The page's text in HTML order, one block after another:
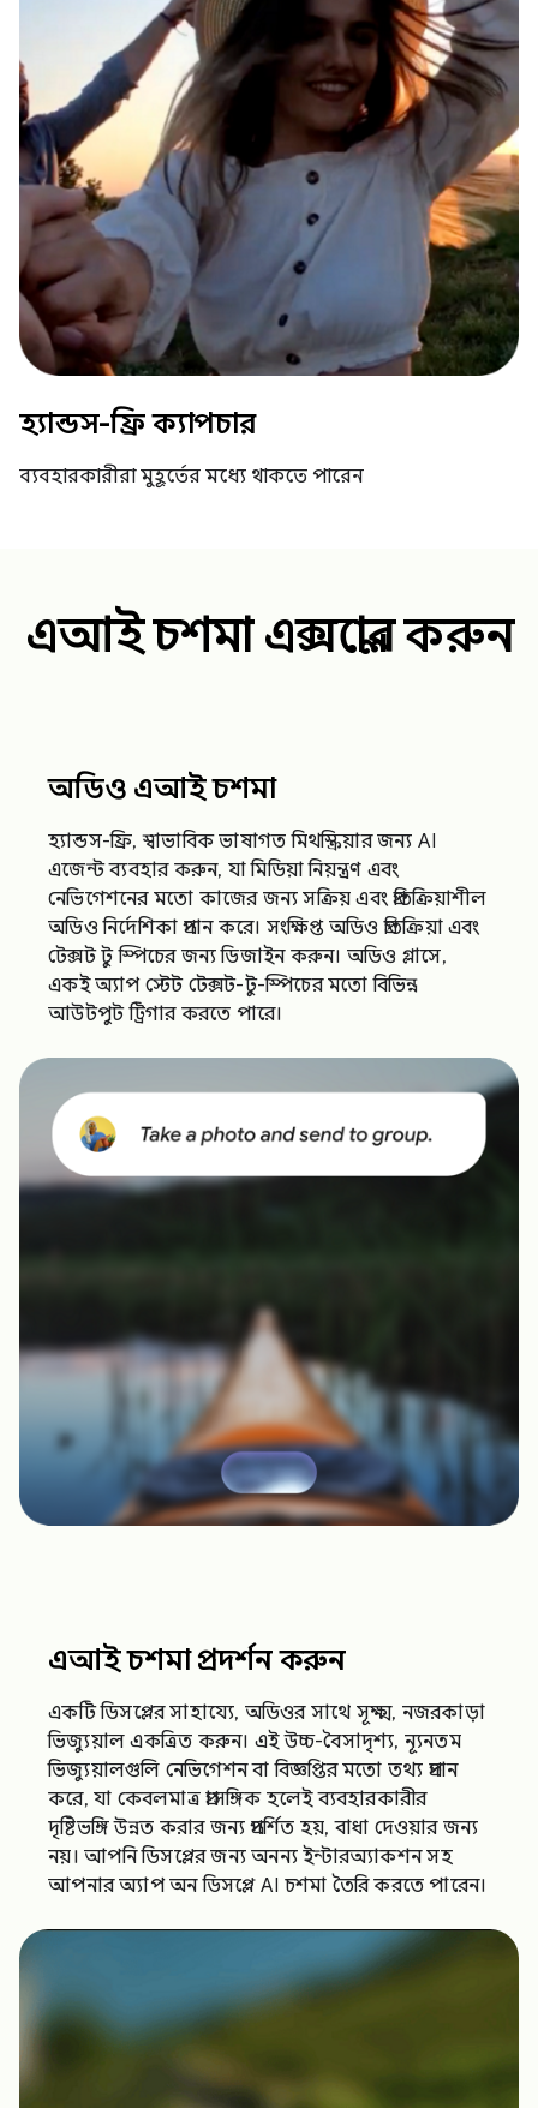
হ্যান্ডস-ফ্রি ক্যাপচার
ব্যবহারকারীরা মুহূর্তের মধ্যে থাকতে পারেন
এআই চশমা এক্সপ্লোর করুন
অডিও এআই চশমা
হ্যান্ডস-ফ্রি, স্বাভাবিক ভাষাগত মিথস্ক্রিয়ার জন্য AI
এজেন্ট ব্যবহার করুন, যা মিডিয়া নিয়ন্ত্রণ এবং
নেভিগেশনের মতো কাজের জন্য সক্রিয় এবং প্রতিক্রিয়াশীল
অডিও নির্দেশিকা প্রদান করে। সংক্ষিপ্ত অডিও প্রতিক্রিয়া এবং
টেক্সট টু স্পিচের জন্য ডিজাইন করুন। অডিও গ্লাসে,
একই অ্যাপ স্টেট টেক্সট-টু-স্পিচের মতো বিভিন্ন
আউটপুট ট্রিগার করতে পারে।
এআই চশমা প্রদর্শন করুন
একটি ডিসপ্লের সাহায্যে, অডিওর সাথে সূক্ষ্ম, নজরকাড়া
ভিজ্যুয়াল একত্রিত করুন। এই উচ্চ-বৈসাদৃশ্য, ন্যূনতম
ভিজ্যুয়ালগুলি নেভিগেশন বা বিজ্ঞপ্তির মতো তথ্য প্রদান
করে, যা কেবলমাত্র প্রাসঙ্গিক হলেই ব্যবহারকারীর
দৃষ্টিভঙ্গি উন্নত করার জন্য প্রদর্শিত হয়, বাধা দেওয়ার জন্য
নয়। আপনি ডিসপ্লের জন্য অনন্য ইন্টারঅ্যাকশন সহ
আপনার অ্যাপ অন ডিসপ্লে AI চশমা তৈরি করতে পারেন।